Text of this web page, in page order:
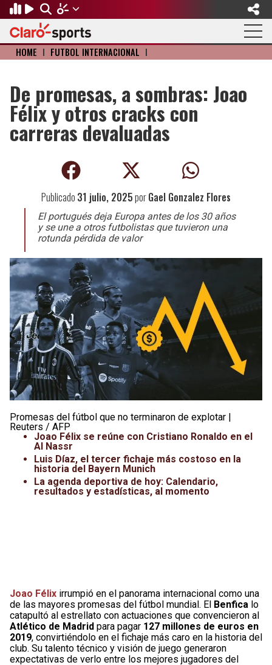
Regresar
FÚTBOL
Fútbol Internacional
Mundial de Clubes
Concachampions
Copa Oro
Fútbol de Estufa
Fútbol Femenil
Leagues Cup
Liga de Expansión MX
Liga MX
Selección Mexicana
Regresar
MOTOR
Formula 1
NASCAR
Regresar
BÉISBOL
Mexicano
MLB
Regresar
OLÍMPICOS
Olympic Channel
Paris 2024
Gangwon 2024
Juegos Paralímpicos
Regresar
OTROS DEPORTES
Básquetbol
Fútbol Americano
Boxeo
UFC
Lucha Libre
Juegos Panamericanos
Regresar
ACTUALIDAD
Música
Cine y TV
Videojuegos
HOME I FÚTBOL INTERNACIONAL I
De promesas, a sombras: Joao
Félix y otros cracks con
carreras devaluadas
Publicado 31 julio, 2025porGael Gonzalez Flores
El portugués deja Europa antes de los 30 años
y se une a otros futbolistas que tuvieron una
rotunda pérdida de valor
Promesas del fútbol que no terminaron de explotar |
Reuters / AFP
Joao Félix se reúne con Cristiano Ronaldo en el
Al Nassr
Luis Díaz, el tercer fichaje más costoso en la
historia del Bayern Munich
La agenda deportiva de hoy: Calendario,
resultados y estadísticas, al momento
Joao Félix irrumpió en el panorama internacional como una
de las mayores promesas del fútbol mundial. El Benfica lo
catapultó al estrellato con actuaciones que convencieron al
Atlético de Madrid para pagar 127 millones de euros en
2019, convirtiéndolo en el fichaje más caro en la historia del
club. Su talento técnico y visión de juego generaron
expectativas de verlo entre los mejores jugadores del